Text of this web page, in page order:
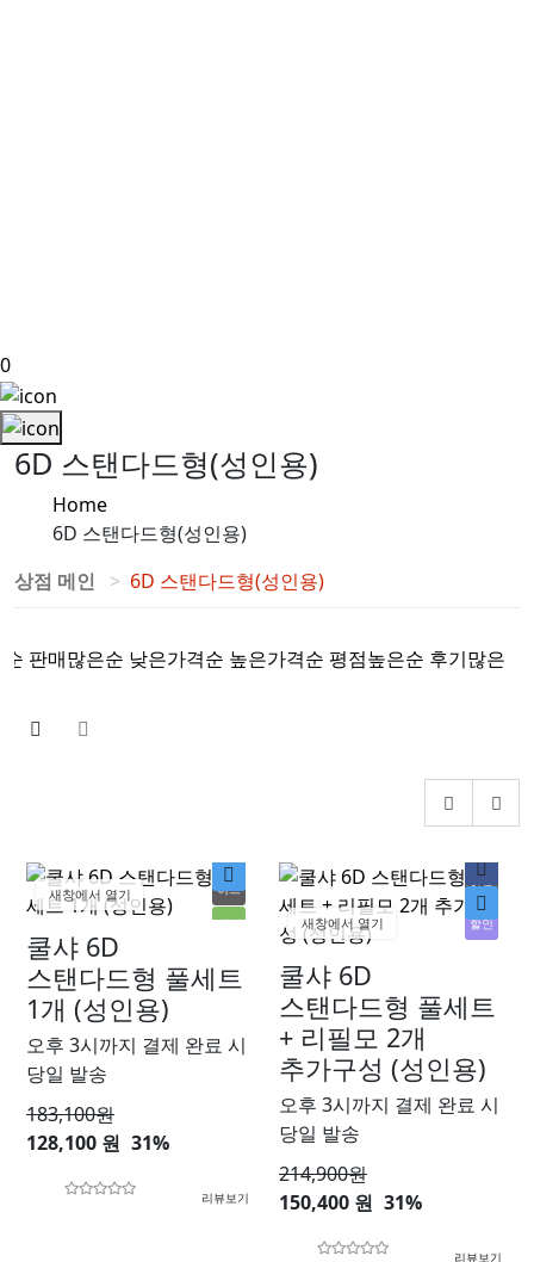
0
6D 스탠다드형(성인용)
Home
6D 스탠다드형(성인용)
상점 메인
6D 스탠다드형(성인용)
판매많은순 낮은가격순 높은가격순 평점높은순 후기많은
히트
인기
새창에서 열기
쿨샤 6D
스탠다드형 풀세트
1개 (성인용)
오후 3시까지 결제 완료 시
당일 발송
183,100원
128,100 원 31%
리뷰보기
히트
할인
새창에서 열기
쿨샤 6D
스탠다드형 풀세트
+ 리필모 2개
추가구성 (성인용)
오후 3시까지 결제 완료 시
당일 발송
214,900원
150,400 원 31%
리뷰보기